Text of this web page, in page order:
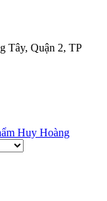
Tây, Quận 2, TP
mại
hàng